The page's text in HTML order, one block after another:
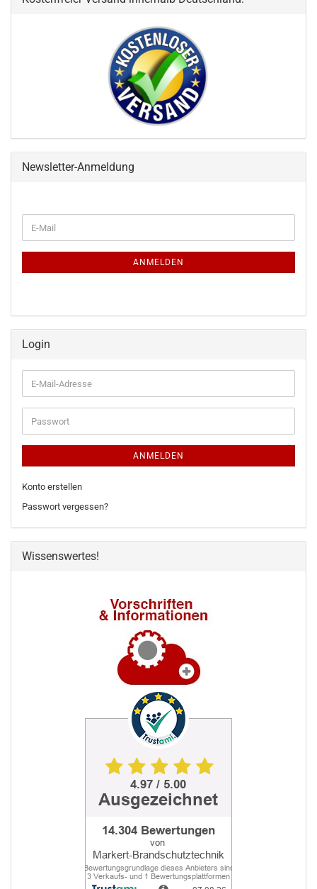
Newsletter-Anmeldung
ZUR
E-
Mail
ANMELDEN
Login
E-
Mail-
Adresse
Passwort
ANMELDEN
Konto erstellen
Passwort vergessen?
Wissenswertes!